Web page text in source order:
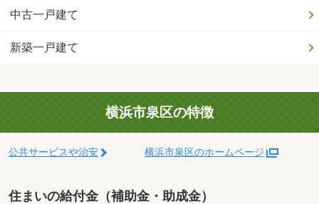
中古一戸建て
新築一戸建て
横浜市泉区の特徴
公共サービスや治安 横浜市泉区のホームページ
住まいの給付金（補助金・助成金）